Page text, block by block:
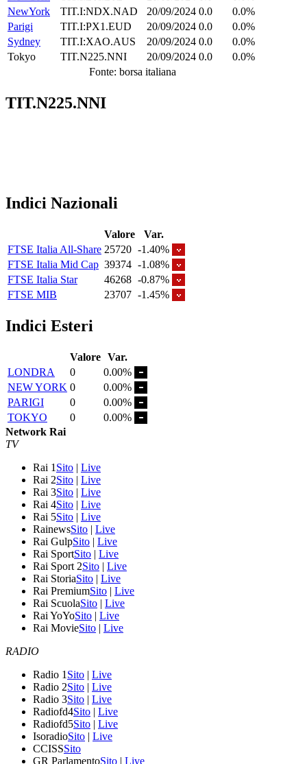
NewYork
TIT.I:NDX.NAD 20/09/2024 0.0
0.0%
Parigi
TIT.I:PX1.EUD 20/09/2024 0.0
0.0%
Sydney
TIT.I:XAO.AUS 20/09/2024 0.0
0.0%
Tokyo
TIT.N225.NNI 20/09/2024 0.0
0.0%
Fonte: borsa italiana
TIT.N225.NNI
Indici Nazionali
Valore
Var.
FTSE Italia All-Share 25720 -1.40%
FTSE Italia Mid Cap 39374 -1.08%
FTSE Italia Star
46268 -0.87%
FTSE MIB
23707 -1.45%
Indici Esteri
Valore Var.
LONDRA
0
0.00%
NEW YORK 0
0.00%
PARIGI
0
0.00%
TOKYO
0
0.00%
Network Rai
TV
Rai 1 Sito | Live
Rai 2Sito | Live
Rai 3Sito | Live
Rai 4Sito | Live
Rai 5Sito | Live
RainewsSito | Live
Rai GulpSito | Live
Rai SportSito | Live
Rai Sport 2Sito | Live
Rai StoriaSito | Live
Rai PremiumSito | Live
Rai ScuolaSito | Live
Rai YoYoSito | Live
Rai MovieSito | Live
RADIO
Radio 1 Sito | Live
Radio 2Sito | Live
Radio 3Sito | Live
Radiofd4Sito | Live
Radiofd5Sito | Live
IsoradioSito | Live
CCISSSito
GR ParlamentoSito | Live